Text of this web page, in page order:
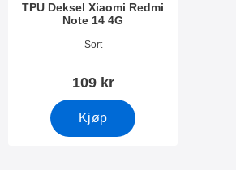
TPU Deksel Xiaomi Redmi
Note 14 4G
Varenummer 52771
Sort
109 kr
Kjøp